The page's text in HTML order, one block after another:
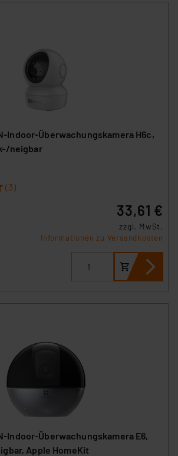
Indoor-Überwachungskamera H6c,
neigbar
(3)
33,61 €
zzgl. MwSt.
Informationen zu Versandkosten
Indoor-Überwachungskamera E6,
Apple HomeKit